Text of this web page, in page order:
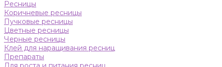
Ресницы
Коричневые ресницы
Пучковые ресницы
Цветные ресницы
Черные ресницы
Клей для наращивания ресниц
Препараты